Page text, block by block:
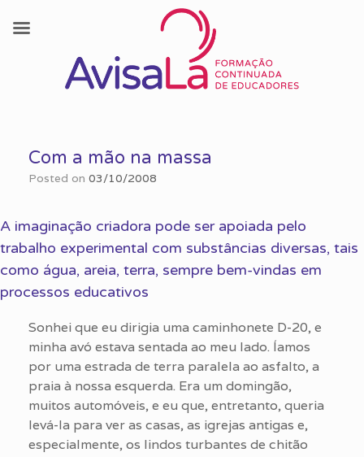
contentCom a mão na massa
Posted on 03/10/2008
A imaginação criadora pode ser apoiada pelo
trabalho experimental com substâncias diversas, tais
como água, areia, terra, sempre bem-vindas em
processos educativos
Sonhei que eu dirigia uma caminhonete D-20, e
minha avó estava sentada ao meu lado. Íamos
por uma estrada de terra paralela ao asfalto, a
praia à nossa esquerda. Era um domingão,
muitos automóveis, e eu que, entretanto, queria
levá-la para ver as casas, as igrejas antigas e,
especialmente, os lindos turbantes de chitão